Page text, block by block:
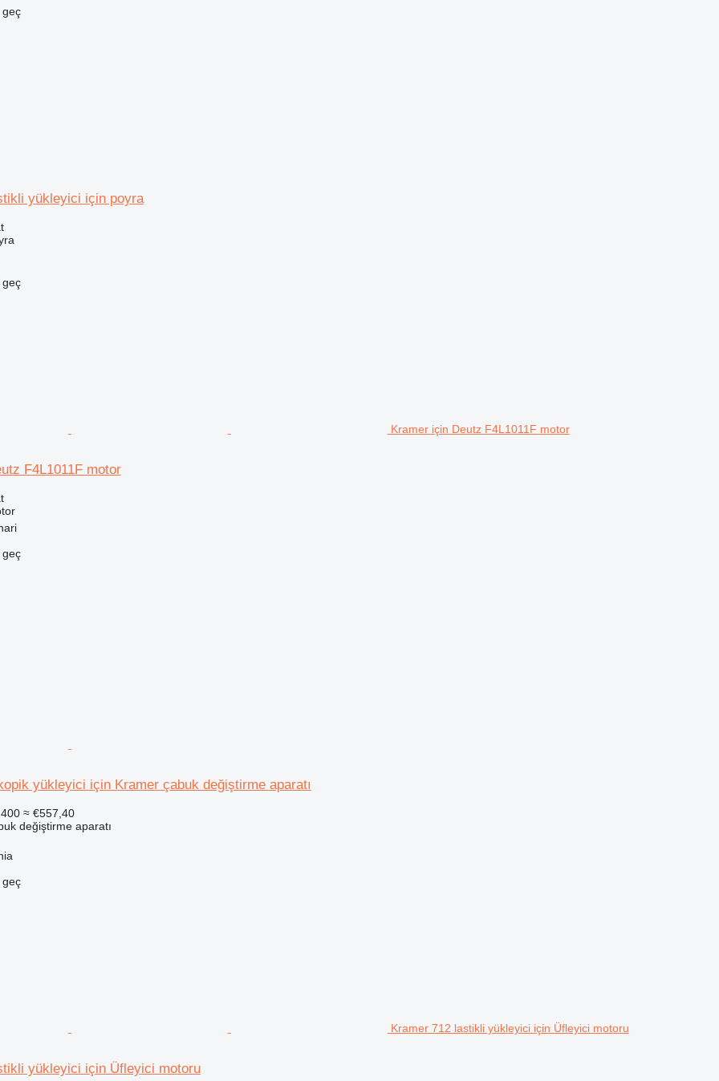
geç
yükleyici için poyra
geç
Kramer için Deutz F4L1011F motor
F4L1011F motor
geç
yükleyici için Kramer çabuk değiştirme aparatı
≈ €557,40
değiştirme aparatı
geç
Kramer 712 lastikli yükleyici için Üfleyici motoru
yükleyici için Üfleyici motoru